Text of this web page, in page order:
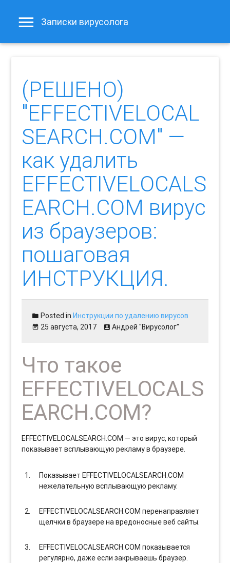
Записки вирусолога
(РЕШЕНО)
"EFFECTIVELOCAL
SEARCH.COM" —
как удалить
EFFECTIVELOCALS
EARCH.COM вирус
из браузеров:
пошаговая
ИНСТРУКЦИЯ.
Posted inИнструкции по удалению вирусов
25 августа, 2017
Андрей "Вирусолог"
Что такое
EFFECTIVELOCALS
EARCH.COM?
EFFECTIVELOCALSEARCH.COM — это вирус, который
показывает всплывающую рекламу в браузере.
Показывает EFFECTIVELOCALSEARCH.COM
нежелательную всплывающую рекламу.
EFFECTIVELOCALSEARCH.COM перенаправляет
щелчки в браузере на вредоносные веб сайты.
EFFECTIVELOCALSEARCH.COM показывается
регулярно, даже если закрываешь браузер.